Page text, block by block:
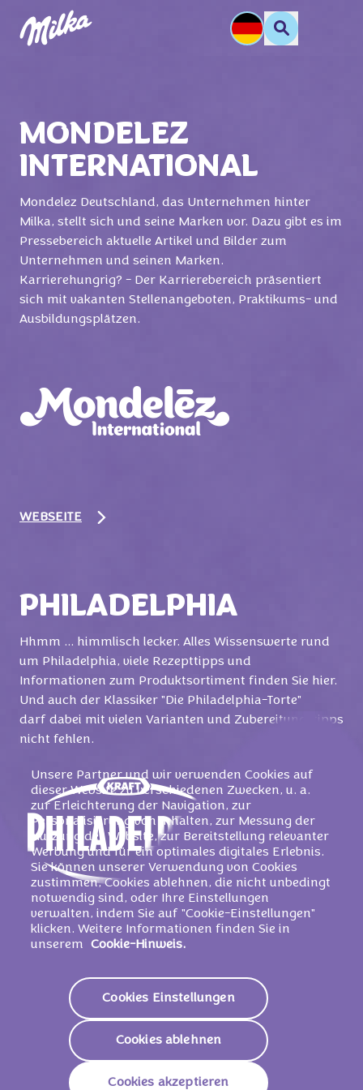
MONDELEZ
INTERNATIONAL
Mondelez Deutschland, das Unternehmen hinter
Milka, stellt sich und seine Marken vor. Dazu gibt es im
Pressebereich aktuelle Artikel und Bilder zum
Unternehmen und seinen Marken.
Karrierehungrig? - Der Karrierebereich präsentiert
sich mit vakanten Stellenangeboten, Praktikums- und
Ausbildungsplätzen.
WEBSEITE
PHILADELPHIA
Hhmm ... himmlisch lecker. Alles Wissenswerte rund
um Philadelphia, viele Rezepttipps und
Informationen zum Produktsortiment finden Sie hier.
Und auch der Klassiker "Die Philadelphia-Torte"
darf dabei mit vielen Varianten und Zubereitungstipps
nicht fehlen.
MIRACEL WHIP
Miracel Whip: die locker-würzige Salatcreme für
vielfältige Salatideen und vieles mehr. Hier finden Sie
Unsere Partner und wir verwenden Cookies auf
dieser Website zu verschiedenen Zwecken, u. a.
zur Erleichterung der Navigation, zur
Personalisierung von Inhalten, zur Messung der
Nutzung der Website, zur Bereitstellung relevanter
Werbung und für ein optimales digitales Erlebnis.
Sie können unserer Verwendung von Cookies
zustimmen, Cookies ablehnen, die nicht unbedingt
notwendig sind, oder Ihre Einstellungen
verwalten, indem Sie auf "Cookie-Einstellungen"
klicken. Weitere Informationen finden Sie in
unserem
Cookie-Hinweis.
Cookies Einstellungen
Cookies ablehnen
Cookies akzeptieren